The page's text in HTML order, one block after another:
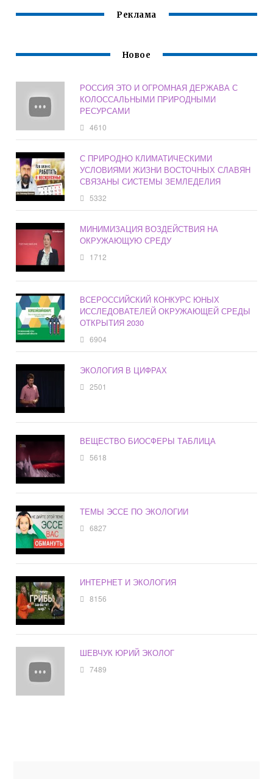
Реклама
Новое
РОССИЯ ЭТО И ОГРОМНАЯ ДЕРЖАВА С
КОЛОССАЛЬНЫМИ ПРИРОДНЫМИ
РЕСУРСАМИ
4610
С ПРИРОДНО КЛИМАТИЧЕСКИМИ
УСЛОВИЯМИ ЖИЗНИ ВОСТОЧНЫХ СЛАВЯН
СВЯЗАНЫ СИСТЕМЫ ЗЕМЛЕДЕЛИЯ
5332
МИНИМИЗАЦИЯ ВОЗДЕЙСТВИЯ НА
ОКРУЖАЮЩУЮ СРЕДУ
1712
ВСЕРОССИЙСКИЙ КОНКУРС ЮНЫХ
ИССЛЕДОВАТЕЛЕЙ ОКРУЖАЮЩЕЙ СРЕДЫ
ОТКРЫТИЯ 2030
6904
ЭКОЛОГИЯ В ЦИФРАХ
2501
ВЕЩЕСТВО БИОСФЕРЫ ТАБЛИЦА
5618
ТЕМЫ ЭССЕ ПО ЭКОЛОГИИ
6827
ИНТЕРНЕТ И ЭКОЛОГИЯ
8156
ШЕВЧУК ЮРИЙ ЭКОЛОГ
7489